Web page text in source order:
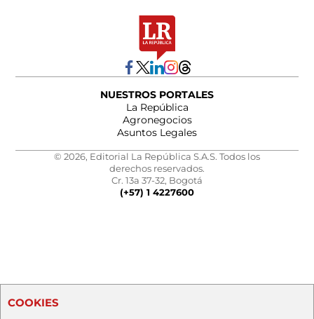
NUESTROS PORTALES
La República
Agronegocios
Asuntos Legales
© 2026, Editorial La República S.A.S. Todos los
derechos reservados.
Cr. 13a 37-32, Bogotá
(+57) 1 4227600
COOKIES